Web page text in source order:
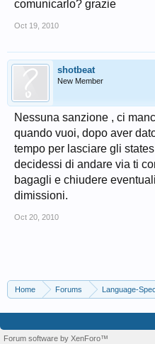
comunicarlo? grazie
Oct 19, 2010
shotbeat
New Member
Nessuna sanzione , ci
quando vuoi, dopo aver
tempo per lasciare gli
decidessi di andare via ti
bagagli e chiudere
dimissioni.
Oct 20, 2010
Home Forums Language-
Forum software by XenForo™